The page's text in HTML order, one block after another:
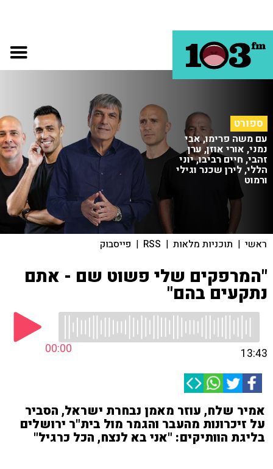
ספורט
עם משה פרימו, אבי
נמני, אורי אוזן, ערן
זהבי, חיים רביבו, יוני
הללי, לירן שכנר וגילי
ורמוט
ראשי | תוכניות מלאות |
RSS
| פייסבוק
"המרפקים שלי פשוט שם - אתם
נתקעים בהם"
00:00 13:43
אמיר שלח, עוזר מאמן נבחרת ישראל, הסביר
על זיכרונות מהעבר והגמר מול בית"ר ירושלים
בליגת הוותיקים: "אני בא לנצח, הכל כרגיל"